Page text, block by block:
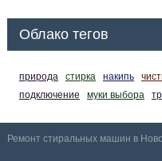
Облако тегов
природа стирка накипь
подключение
муки выбора
Ремонт стиральных машин в